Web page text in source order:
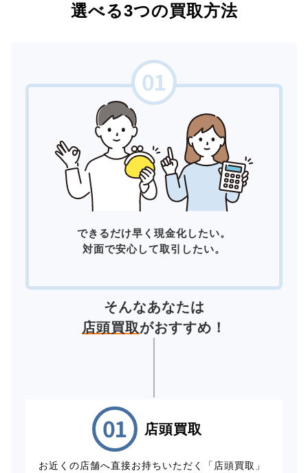
選べる3つの買取方法
できるだけ早く現金化したい。
対面で安心して取引したい。
そんなあなたは
店頭買取がおすすめ！
店頭買取
お近くの店舗へ直接お持ちいただく「店頭買取」